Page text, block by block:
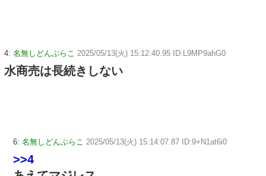
4: 名無しどんぶらこ 2025/05/13(火) 15:12:40.95 ID:L9MP9ahG0
水商売は長続きしない
6: 名無しどんぶらこ 2025/05/13(火) 15:14:07.87 ID:9+N1at6i0
>>4